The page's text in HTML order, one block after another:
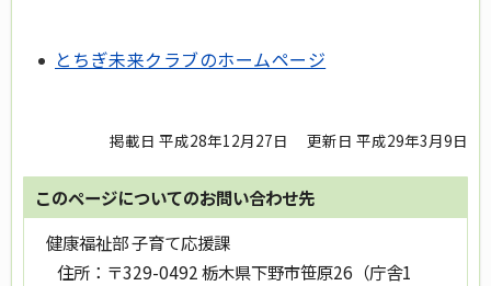
とちぎ未来クラブのホームページ
掲載日 平成28年12月27日 更新日 平成29年3月9日
このページについてのお問い合わせ先
健康福祉部 子育て応援課
住所： 〒329-0492 栃木県下野市笹原26（庁舎1